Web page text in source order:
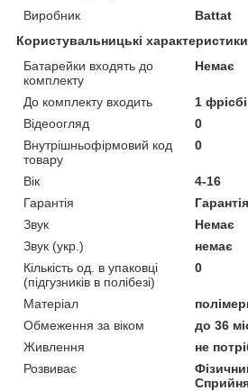
Виробник
Battat
Користувальницькі характеристики
Батарейки входять до
комплекту
Немає
До комплекту входить
1 фрісбі
Відеоогляд
0
Внутрішньофірмовий код
товару
0
Вік
4-16
Гарантія
Звук
Немає
Звук (укр.)
немає
Кількість од. в упаковці
(підгузників в полібезі)
0
Матеріал
Обмеження за віком
до 36
Живлення
не
Розвиває